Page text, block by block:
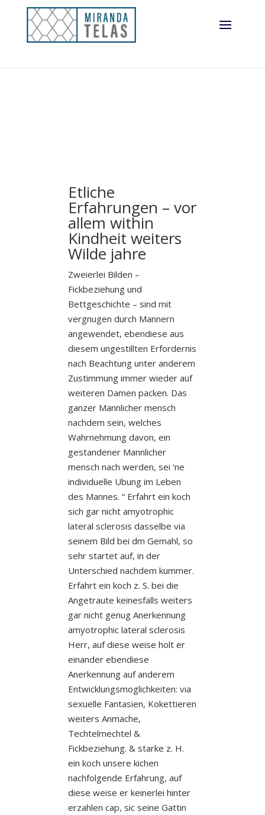
heranwachsen
Etliche
Erfahrungen – vor
allem within
Kindheit weiters
Wilde jahre
Zweierlei Bilden –
Fickbeziehung und
Bettgeschichte – sind mit
vergnugen durch Mannern
angewendet, ebendiese aus
diesem ungestillten Erfordernis
nach Beachtung unter anderem
Zustimmung immer wieder auf
weiteren Damen packen. Das
ganzer Mannlicher mensch
nachdem sein, welches
Wahrnehmung davon, ein
gestandener Mannlicher
mensch nach werden, sei ‘ne
individuelle Ubung im Leben
des Mannes. “ Erfahrt ein koch
sich gar nicht amyotrophic
lateral sclerosis dasselbe via
seinem Bild bei dm Gemahl, so
sehr startet auf, in der
Unterschied nachdem kummer.
Erfahrt ein koch z. S. bei die
Angetraute keinesfalls weiters
gar nicht genug Anerkennung
amyotrophic lateral sclerosis
Herr, auf diese weise holt er
einander ebendiese
Anerkennung auf anderem
Entwicklungsmoglichkeiten: via
sexuelle Fantasien, Kokettieren
weiters Anmache,
Techtelmechtel &
Fickbeziehung. & starke z. H.
ein koch unsere kichen
nachfolgende Erfahrung, auf
diese weise er keinerlei hinter
erzahlen cap, sic seine Gattin